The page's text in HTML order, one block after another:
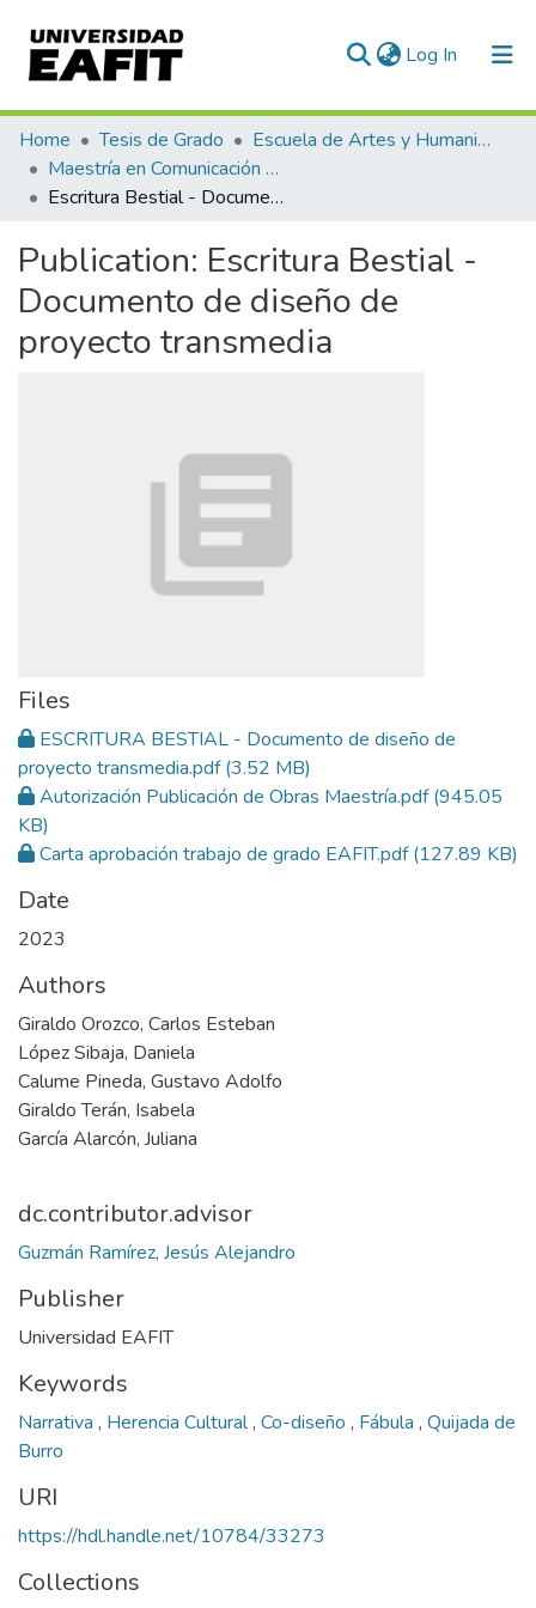
Log In (current)
Communities & Collections
All of DSpace
Home Tesis de Grado
Escuela de Artes y Humanidades
Maestría en Comunicación Transmedia (tesis)
Escritura Bestial - Documento de diseño de proyecto transmedia
Publication: Escritura Bestial -
Documento de diseño de
proyecto transmedia
Files
ESCRITURA BESTIAL - Documento de diseño de
proyecto transmedia.pdf(3.52 MB)
Autorización Publicación de Obras Maestría.pdf(945.05
KB)
Carta aprobación trabajo de grado EAFIT.pdf(127.89 KB)
Date
2023
Authors
Giraldo Orozco, Carlos Esteban
López Sibaja, Daniela
Calume Pineda, Gustavo Adolfo
Giraldo Terán, Isabela
García Alarcón, Juliana
dc.contributor.advisor
Guzmán Ramírez, Jesús Alejandro
Publisher
Universidad EAFIT
Keywords
Narrativa , Herencia Cultural, Co-diseño , Fábula , Quijada de
Burro
URI
https://hdl.handle.net/10784/33273
Collections